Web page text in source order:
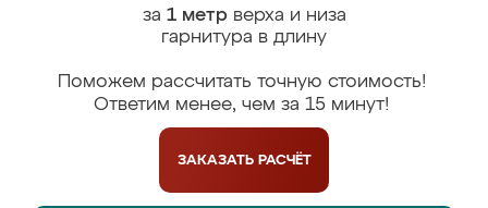
за 1 метрверха и низа
гарнитура в длину
Поможем рассчитать точную стоимость!
Ответим менее, чем за 15 минут!
ЗАКАЗАТЬ РАСЧЁТ